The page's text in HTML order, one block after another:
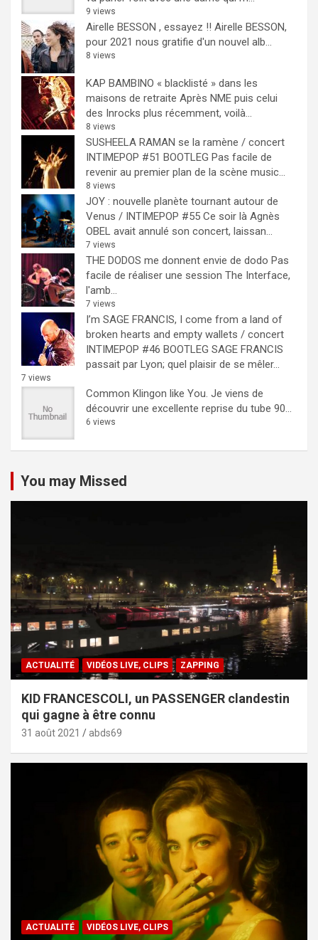
9 views
Airelle BESSON , essayez !! Airelle BESSON,
pour 2021 nous gratifie d'un nouvel alb...
8 views
KAP BAMBINO « blacklisté » dans les
maisons de retraite Après NME puis celui
des Inrocks plus récemment, voilà...
8 views
SUSHEELA RAMAN se la ramène / concert
INTIMEPOP #51 BOOTLEG Pas facile de
revenir au premier plan de la scène music...
8 views
JOY : nouvelle planète tournant autour de
Venus / INTIMEPOP #55 Ce soir là Agnès
OBEL avait annulé son concert, laissan...
7 views
THE DODOS me donnent envie de dodo Pas
facile de réaliser une session The Interface,
l'amb...
7 views
I’m SAGE FRANCIS, I come from a land of
broken hearts and empty wallets / concert
INTIMEPOP #46 BOOTLEG SAGE FRANCIS
passait par Lyon; quel plaisir de se mêler...
7 views
Common Klingon like You. Je viens de
découvrir une excellente reprise du tube 90...
6 views
You may Missed
ACTUALITÉ VIDÉOS LIVE, CLIPS ZAPPING
KID FRANCESCOLI, un PASSENGER clandestin
qui gagne à être connu
31 août 2021 abds69
ACTUALITÉ VIDÉOS LIVE, CLIPS